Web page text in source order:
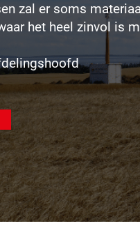
zal er soms
het heel zinvol is